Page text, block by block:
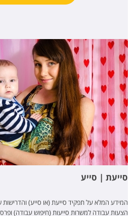
סייעת | סייע
המידע המלא על תפקיד סייעת (או סייע)
הצעות עבודה למשרות סייעות (חיפוש עבודה)